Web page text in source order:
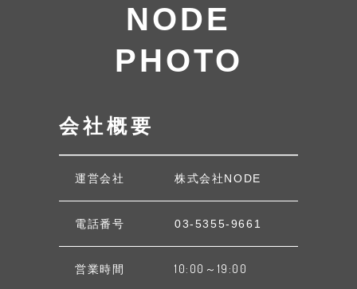
NODE
PHOTO
会社概要
運営会社 株式会社NODE
電話番号 03-5355-9661
営業時間 10:00～19:00